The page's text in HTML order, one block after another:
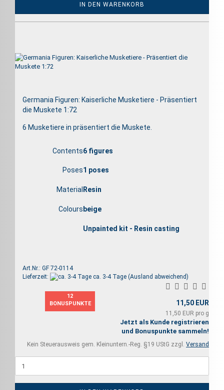
IN DEN WARENKORB
Germania Figuren: Kaiserliche Musketiere - Präsentiert
die Muskete 1:72
6 Musketiere in präsentiert die Muskete.
Contents6 figures
Poses1 poses
Material Resin
Colours beige
Unpainted kit - Resin casting
Art.Nr.: GF 72-0114
Lieferzeit:
ca. 3-4 Tage (Ausland abweichend)
12
BONUSPUNKTE
11,50 EUR
11,50 EUR pro g
Jetzt als Kunde registrieren
und Bonuspunkte sammeln!
Kein Steuerausweis gem. Kleinuntern.-Reg. §19 UStG zzgl. Versand